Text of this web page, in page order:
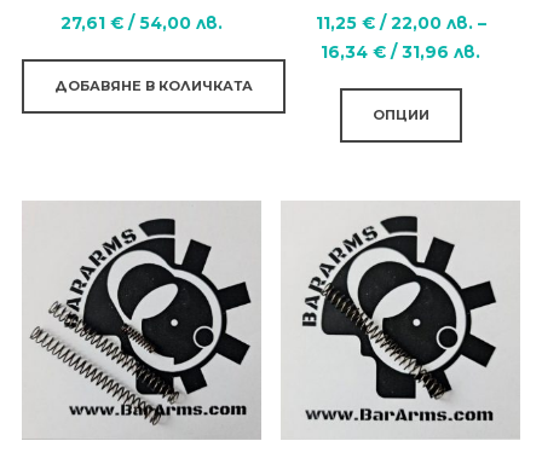
27,61 € /54,00 лв.
ДОБАВЯНЕ В КОЛИЧКАТА
11,25 € /22,00 лв. –
16,34€ /31,96лв.
/
31,96
лв.
ОПЦИИ
This
options
may
be
on